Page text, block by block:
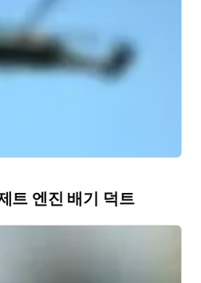
트 엔진 배기 덕트